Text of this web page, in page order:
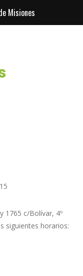
1765 c/Bolívar, 4º
siguientes horarios:
Misiones